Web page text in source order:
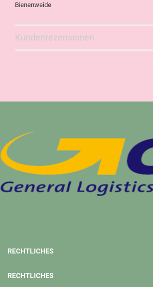
Bienenweide
Kundenrezensionen
RECHTLICHES
RECHTLICHES